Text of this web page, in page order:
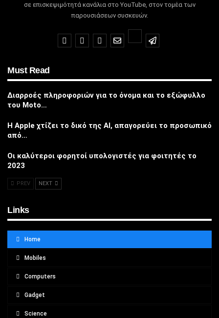
σε επισκεψιμότητά κανάλια στο YouTube, στον τομέα των
παρουσιάσεων συσκευών.
Must Read
Διαρροές πληροφοριών για το όνομα και το εξώφυλλο
του Moto…
Η Apple χτίζει το δικό της AI, απαγορεύει το προσωπικό
από…
Οι καλύτεροι φορητοί υπολογιστές για φοιτητές το
2023
PREV NEXT
Links
Home
Mobiles
Computers
Gadget
Science